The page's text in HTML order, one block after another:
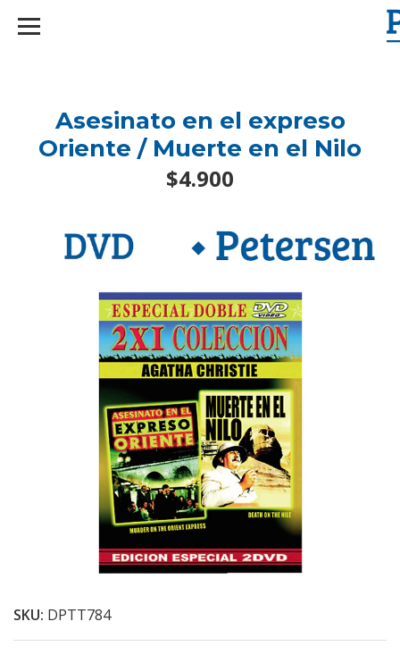
Asesinato en el expreso
Oriente / Muerte en el Nilo
$4.900
SKU: DPTT784